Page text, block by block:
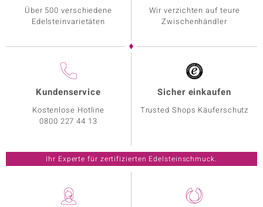
Über 500 verschiedene
Edelsteinvarietäten
Wir verzichten auf teure
Zwischenhändler
Kundenservice
Kostenlose Hotline
0800 227 44 13
Sicher einkaufen
Trusted Shops Käuferschutz
Ihr Experte für zertifizierten Edelsteinschmuck.